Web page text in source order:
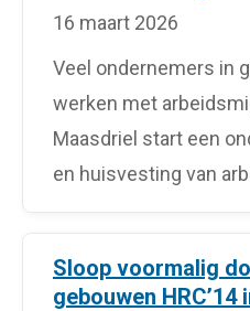
16 maart 2026
Veel ondernemers in
werken met
Maasdriel start een
en huisvesting van
Sloop voormalig
gebouwen HRC’14